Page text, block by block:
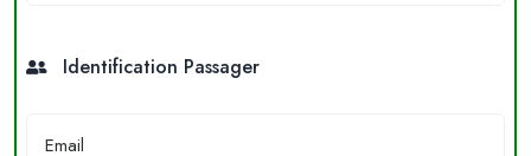
Identification Passager